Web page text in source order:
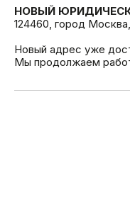
НОВЫЙ
124460, город
Новый адрес уже
Мы продолжаем